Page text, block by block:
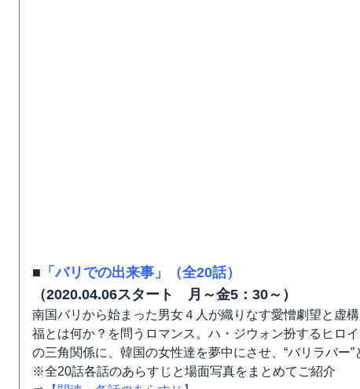
■ 「バリでの出来事」（全20話）
（2020.04.06スタート 月～金5：30～）
南国バリから始まった男女４人が織りなす愛憎劇望と虚
福とは何か？を問うロマンス。ハ・ジウォン扮するヒロ
の三角関係に、韓国の女性達を夢中にさせ、“バリラバー
※全20話各話のあらすじと場面写真をまとめてご紹介